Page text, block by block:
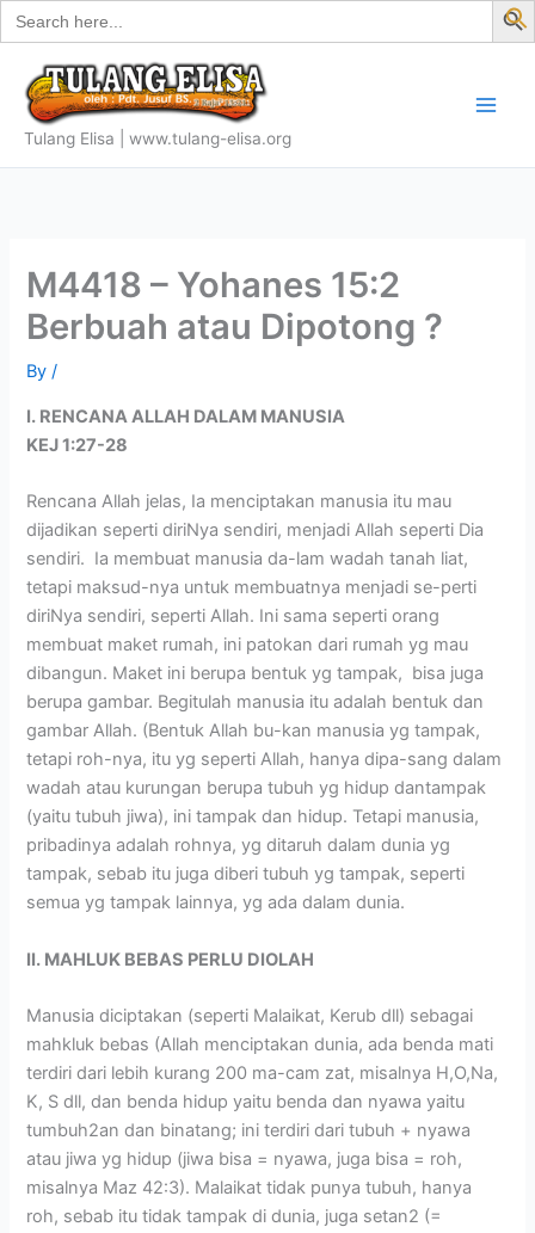
Search
for:
Skip
to
content
Tulang Elisa | www.tulang-elisa.org
M4418 – Yohanes 15:2
Berbuah atau Dipotong ?
By/
I. RENCANA ALLAH DALAM MANUSIA
KEJ 1:27-28
Rencana Allah jelas, Ia menciptakan manusia itu mau
dijadikan seperti diriNya sendiri, menjadi Allah seperti Dia
sendiri. Ia membuat manusia da-lam wadah tanah liat,
tetapi maksud-nya untuk membuatnya menjadi se-perti
diriNya sendiri, seperti Allah. Ini sama seperti orang
membuat maket rumah, ini patokan dari rumah yg mau
dibangun. Maket ini berupa bentuk yg tampak, bisa juga
berupa gambar. Begitulah manusia itu adalah bentuk dan
gambar Allah. (Bentuk Allah bu-kan manusia yg tampak,
tetapi roh-nya, itu yg seperti Allah, hanya dipa-sang dalam
wadah atau kurungan berupa tubuh yg hidup dantampak
(yaitu tubuh jiwa), ini tampak dan hidup. Tetapi manusia,
pribadinya adalah rohnya, yg ditaruh dalam dunia yg
tampak, sebab itu juga diberi tubuh yg tampak, seperti
semua yg tampak lainnya, yg ada dalam dunia.
II. MAHLUK BEBAS PERLU DIOLAH
Manusia diciptakan (seperti Malaikat, Kerub dll) sebagai
mahkluk bebas (Allah menciptakan dunia, ada benda mati
terdiri dari lebih kurang 200 ma-cam zat, misalnya H,O,Na,
K, S dll, dan benda hidup yaitu benda dan nyawa yaitu
tumbuh2an dan binatang; ini terdiri dari tubuh + nyawa
atau jiwa yg hidup (jiwa bisa = nyawa, juga bisa = roh,
misalnya Maz 42:3). Malaikat tidak punya tubuh, hanya
roh, sebab itu tidak tampak di dunia, juga setan2 (=